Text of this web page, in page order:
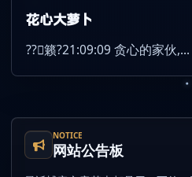
NOTICE
网站公告板
花心大萝卜
??籁?21:09:09 贪心的家伙,...